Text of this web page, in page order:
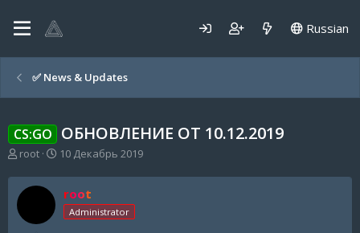
Russian
✅️ News & Updates
CS:GO ОБНОВЛЕНИЕ ОТ 10.12.2019
А
т
о
р
т
root
Д
т
а
н
10 Декабрь 2019
root
Administrator